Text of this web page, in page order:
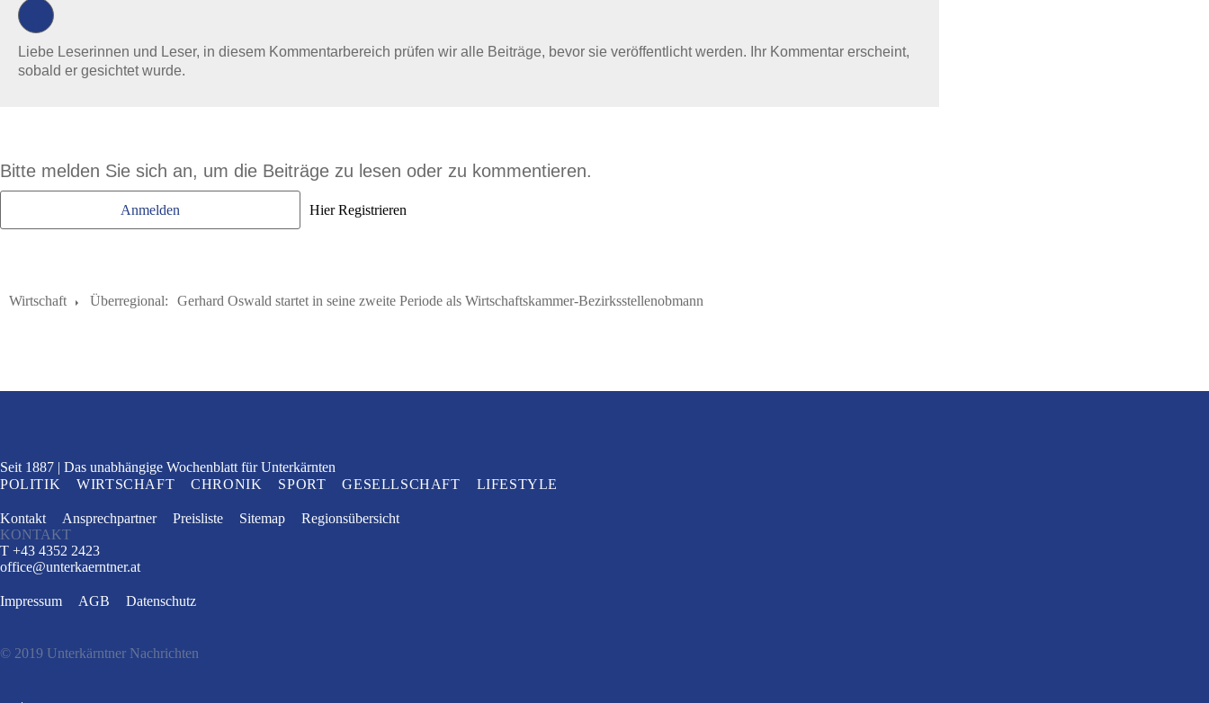
Liebe Leserinnen und Leser, in diesem Kommentarbereich prüfen wir alle Beiträge, bevor sie veröffentlicht werden. Ihr Kommentar erscheint,
sobald er gesichtet wurde.
Bitte melden Sie sich an, um die Beiträge zu lesen oder zu kommentieren.
Anmelden Hier Registrieren
Wirtschaft Über­re­gi­o­nal: Gerhard Oswald startet in seine zweite Periode als Wirtschaftskammer-Bezirksstellenobmann
Seit 1887 Das unabhängige Wochenblatt für Unterkärnten
POLITIK
WIRTSCHAFT CHRONIK SPORT GESELLSCHAFT LIFESTYLE
Kontakt Ansprechpartner Preisliste Sitemap
Regionsübersicht
KONTAKT
T +43 4352 2423
office@unterkaerntner.at
Impressum AGB Datenschutz
© 2019 Unterkärntner Nachrichten